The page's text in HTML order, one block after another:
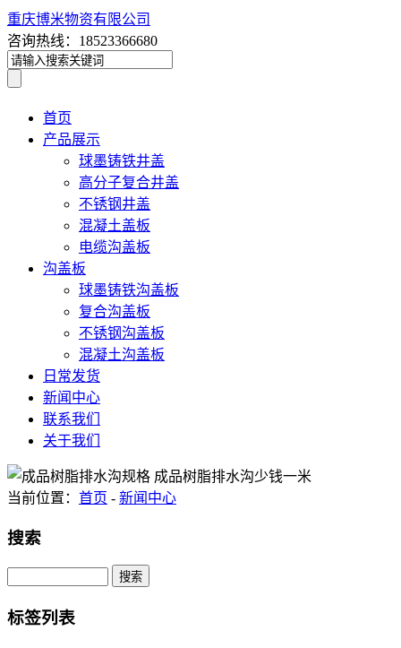
重庆博米物资有限公司
咨询热线：18523366680
首页
产品展示
球墨铸铁井盖
高分子复合井盖
不锈钢井盖
混凝土盖板
电缆沟盖板
沟盖板
球墨铸铁沟盖板
复合沟盖板
不锈钢沟盖板
混凝土沟盖板
日常发货
新闻中心
联系我们
关于我们
当前位置： 首页 - 新闻中心
搜索
Search
标签列表